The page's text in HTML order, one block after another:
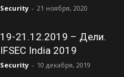
Security - 21 ноября, 2020
19-21.12.2019 – Дели.
IFSEC India 2019
Security - 10 декабря, 2019